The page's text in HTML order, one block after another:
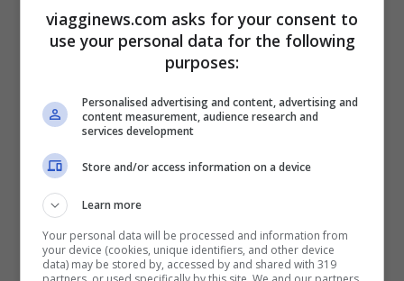
più mette e molti più biglietti, circa cinque
volte quelli dei suoi concorrenti. Sarà
importante poi capire anche le
destinazioni precise dai portali delle due
compagnie aeree.
I biglietti dovranno essere acquistati però
solo nelle ventiquattro ore del
e quindi ci vorrà grande tempismo per
viagginews.com asks for your consent to
use your personal data for the following
purposes:
Personalised advertising and content, advertising and
content measurement, audience research and
services development
Store and/or access information on a device
Learn more
Your personal data will be processed and information from
your device (cookies, unique identifiers, and other device
data) may be stored by, accessed by and shared with 319